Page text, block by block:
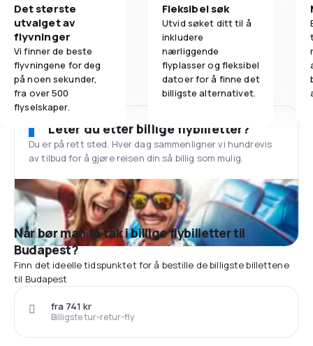
Det største
utvalget av
flyvninger
Vi finner de beste
flyvningene for deg
på noen sekunder,
fra over 500
flyselskaper.
Fleksibel søk
Utvid søket ditt til å
inkludere
nærliggende
flyplasser og fleksibel
datoer for å finne det
billigste alternativet.
Leter du etter billige flybilletter?
Du er på rett sted. Hver dag sammenligner vi hundrevis
av tilbud for å gjøre reisen din så billig som mulig.
Når bør man få tak i billige flybilletter til
Budapest?
Finn det ideelle tidspunktet for å bestille de billigste billettene
til Budapest
Billigste tur-retur-fly
fra 741 kr